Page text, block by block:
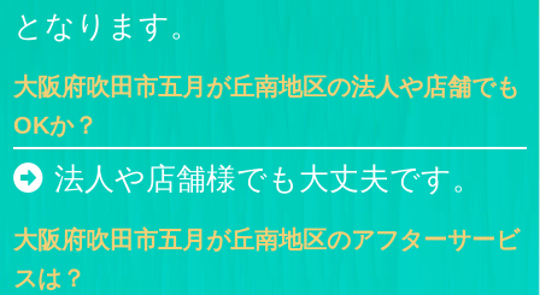
となります。
大阪府吹田市五月が丘南地区の法人や店舗でも
OKか？
法人や店舗様でも大丈夫です。
大阪府吹田市五月が丘南地区のアフターサービ
スは？